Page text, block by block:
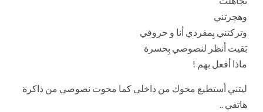
وهچرتني
وتركتني بِمفردي أنا و حروفي
بَقيت أنظر لنصوصي بِحسرة
ماذا أفعل بهم !
ليتني أستطيع محوك من داخلي كما محوت نصوصي من ذاكرة
هاتفي ..